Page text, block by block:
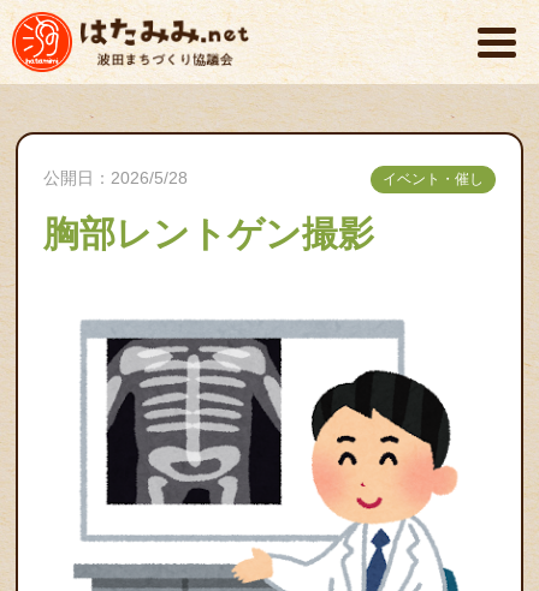
公開日：2026/5/28 イベント・催し
胸部レントゲン撮影